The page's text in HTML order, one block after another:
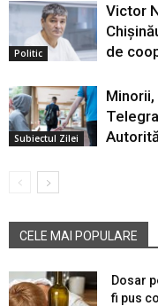
Politic
Victor
de
Subiectul Zilei
CELE MAI POPULARE
Dosar
fi pus